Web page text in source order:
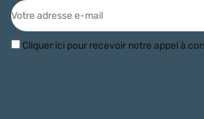
Cliquer ici pour recevoir notre appel à